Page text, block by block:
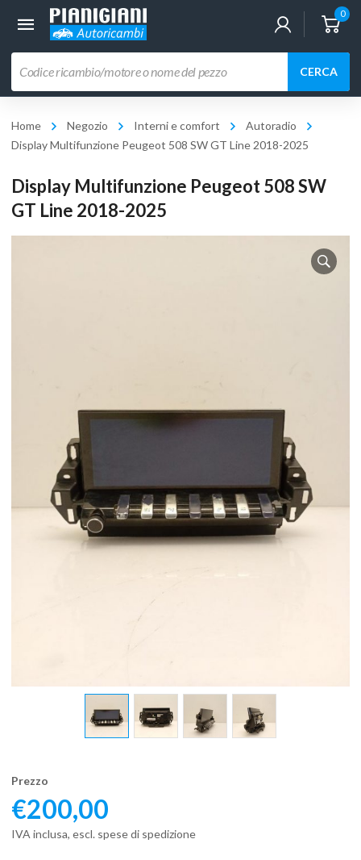
0
prodotti
CERCA
Home Negozio Interni e comfort
Autoradio
Display Multifunzione Peugeot 508 SW GT Line 2018-2025
Display Multifunzione Peugeot 508 SW
GT Line 2018-2025
Prezzo
€200,00
IVA inclusa, escl. spese di spedizione